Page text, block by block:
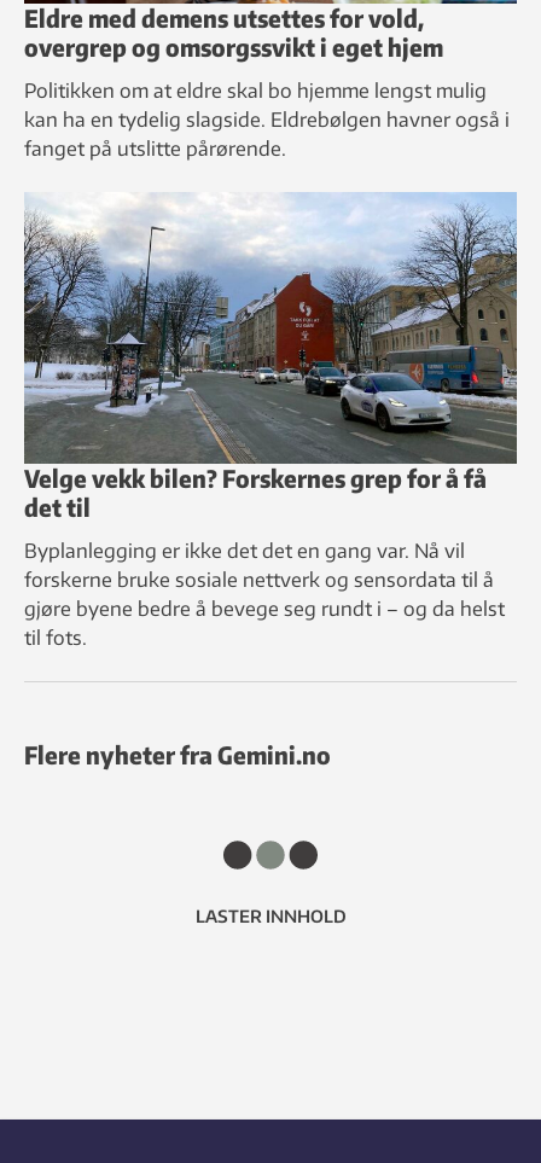
Eldre med demens utsettes for vold,
overgrep og omsorgssvikt i eget hjem
Politikken om at eldre skal bo hjemme lengst mulig
kan ha en tydelig slagside. Eldrebølgen havner også i
fanget på utslitte pårørende.
Velge vekk bilen? Forskernes grep for å få
det til
Byplanlegging er ikke det det en gang var. Nå vil
forskerne bruke sosiale nettverk og sensordata til å
gjøre byene bedre å bevege seg rundt i – og da helst
til fots.
Flere nyheter fra Gemini.no
LASTER INNHOLD